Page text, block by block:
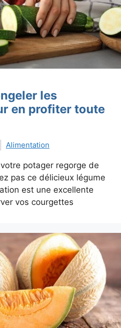
les
en profiter toute
Alimentation
potager regorge de
pas ce délicieux légume
est une excellente
vos courgettes